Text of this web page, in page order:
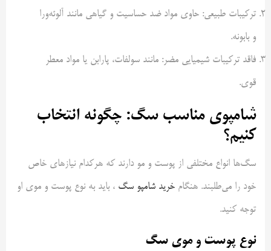
ترکیبات طبیعی: حاوی مواد ضد حساسیت و گیاهی مانند آلوئه‌ورا
و بابونه.
فاقد ترکیبات شیمیایی مضر: مانند سولفات، پارابن یا مواد معطر
قوی.
شامپوی مناسب سگ: چگونه انتخاب
کنیم؟
سگ‌ها انواع مختلفی از پوست و مو دارند که هرکدام نیازهای خاص
خود را می‌طلبند. هنگام خرید شامپو سگ ، باید به نوع پوست و موی او
توجه کنید.
نوع پوست و موی سگ